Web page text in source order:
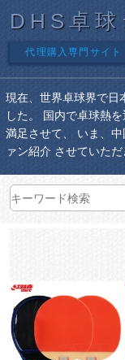
DHS卓
代理購入専門サイト
現在、世界卓球界で日
した。 国内で卓球熱
満足させて、 いま、
ァン紹介 させていた